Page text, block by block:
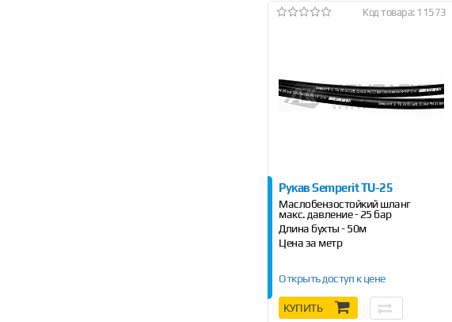
Код товара: 11573
Рукав Semperit TU-25
Маслобензостойкий шланг
макс. давление - 25 бар
Длина бухты - 50м
Цена за метр
Открыть доступ к цене
КУПИТЬ